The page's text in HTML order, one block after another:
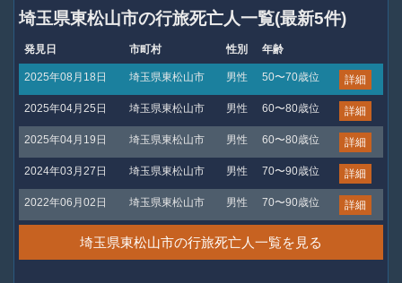
埼玉県東松山市の行旅死亡人一覧(最新5件)
発見日 市町村 性別 年齢
2025年08月18日 埼玉県東松山市 男性 50〜70歳位 詳細
2025年04月25日 埼玉県東松山市 男性 60〜80歳位 詳細
2025年04月19日 埼玉県東松山市 男性 60〜80歳位 詳細
2024年03月27日 埼玉県東松山市 男性 70〜90歳位 詳細
2022年06月02日 埼玉県東松山市 男性 70〜90歳位 詳細
埼玉県東松山市の行旅死亡人一覧を見る